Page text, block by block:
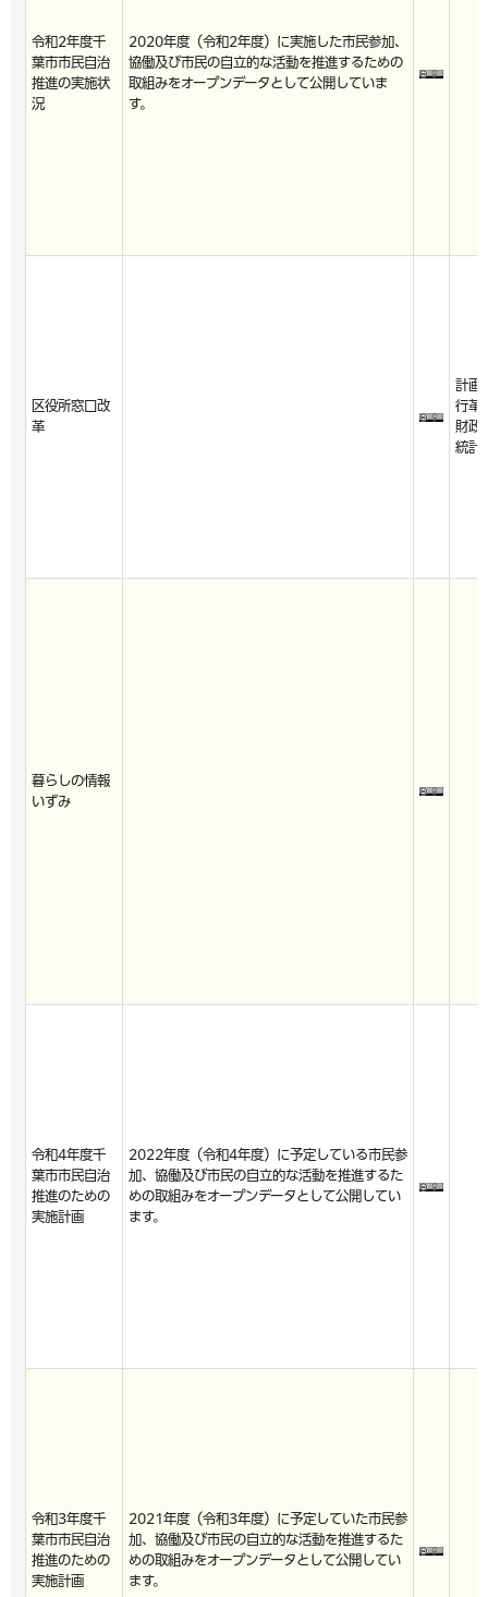
令和2年度千
葉市市民自治
推進の実施状
況
2020年度（令和2年度）に実施した市民参加、
協働及び市民の自立的な活動を推進するための
取組みをオープンデータとして公開していま
す。
区役所窓口改
革
計画
行革
財政
統計
暮らしの情報
いずみ
令和4年度千
葉市市民自治
推進のための
実施計画
2022年度（令和4年度）に予定している市民参
加、協働及び市民の自立的な活動を推進するた
めの取組みをオープンデータとして公開してい
ます。
令和3年度千
葉市市民自治
推進のための
実施計画
2021年度（令和3年度）に予定していた市民参
加、協働及び市民の自立的な活動を推進するた
めの取組みをオープンデータとして公開してい
ます。